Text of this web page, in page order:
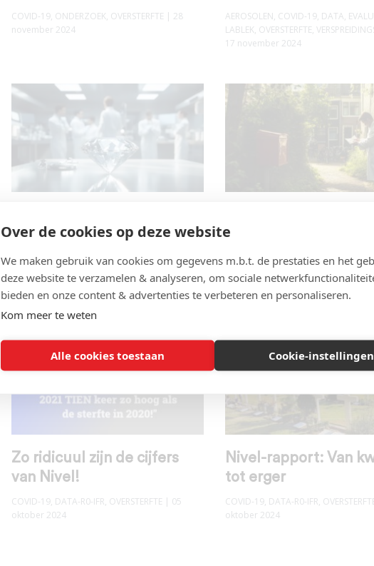
Over de cookies op deze website
We maken gebruik van cookies om gegevens m.b.t. de prestaties en het
deze website te verzamelen & analyseren, om sociale
bieden en onze content & advertenties te verbeteren en personaliseren.
Kom meer te weten
Alle cookies toestaan Cookie-instellingen
COVID-19, ONDERZOEK, OVERSTERFTE | 28
november 2024
AEROSOLEN, COVID-19, DATA,
LABLEK, OVERSTERFTE,
17 november 2024
het Nivel onderzoek
COVID-19, DATA-R0-IFR,OVERSTERFTE| 25
oktober 2024
terugtrekkingsverzoek
COVID-19,DATA-R0-IFR,
oktober 2024
Zo ridicuul zijn de cijfers
van Nivel!
COVID-19, DATA-R0-IFR, OVERSTERFTE | 05
oktober 2024
Nivel-rapport: Van
tot erger
COVID-19, DATA-R0-IFR,
oktober 2024